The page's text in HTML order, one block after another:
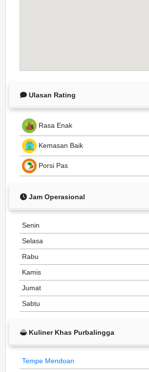
Ulasan Rating
Rasa Enak
Kemasan Baik
Porsi Pas
Jam Operasional
Senin
Selasa
Rabu
Kamis
Jumat
Sabtu
Kuliner Khas Purbalingga
Tempe Mendoan